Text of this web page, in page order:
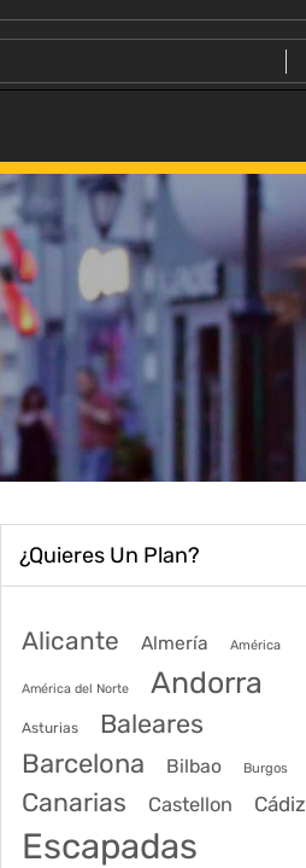
¿Quieres Un Plan?
Alicante Almería América
América del Norte Andorra
Asturias Baleares
Barcelona Bilbao Burgos
Canarias Castellon Cádiz
Escapadas